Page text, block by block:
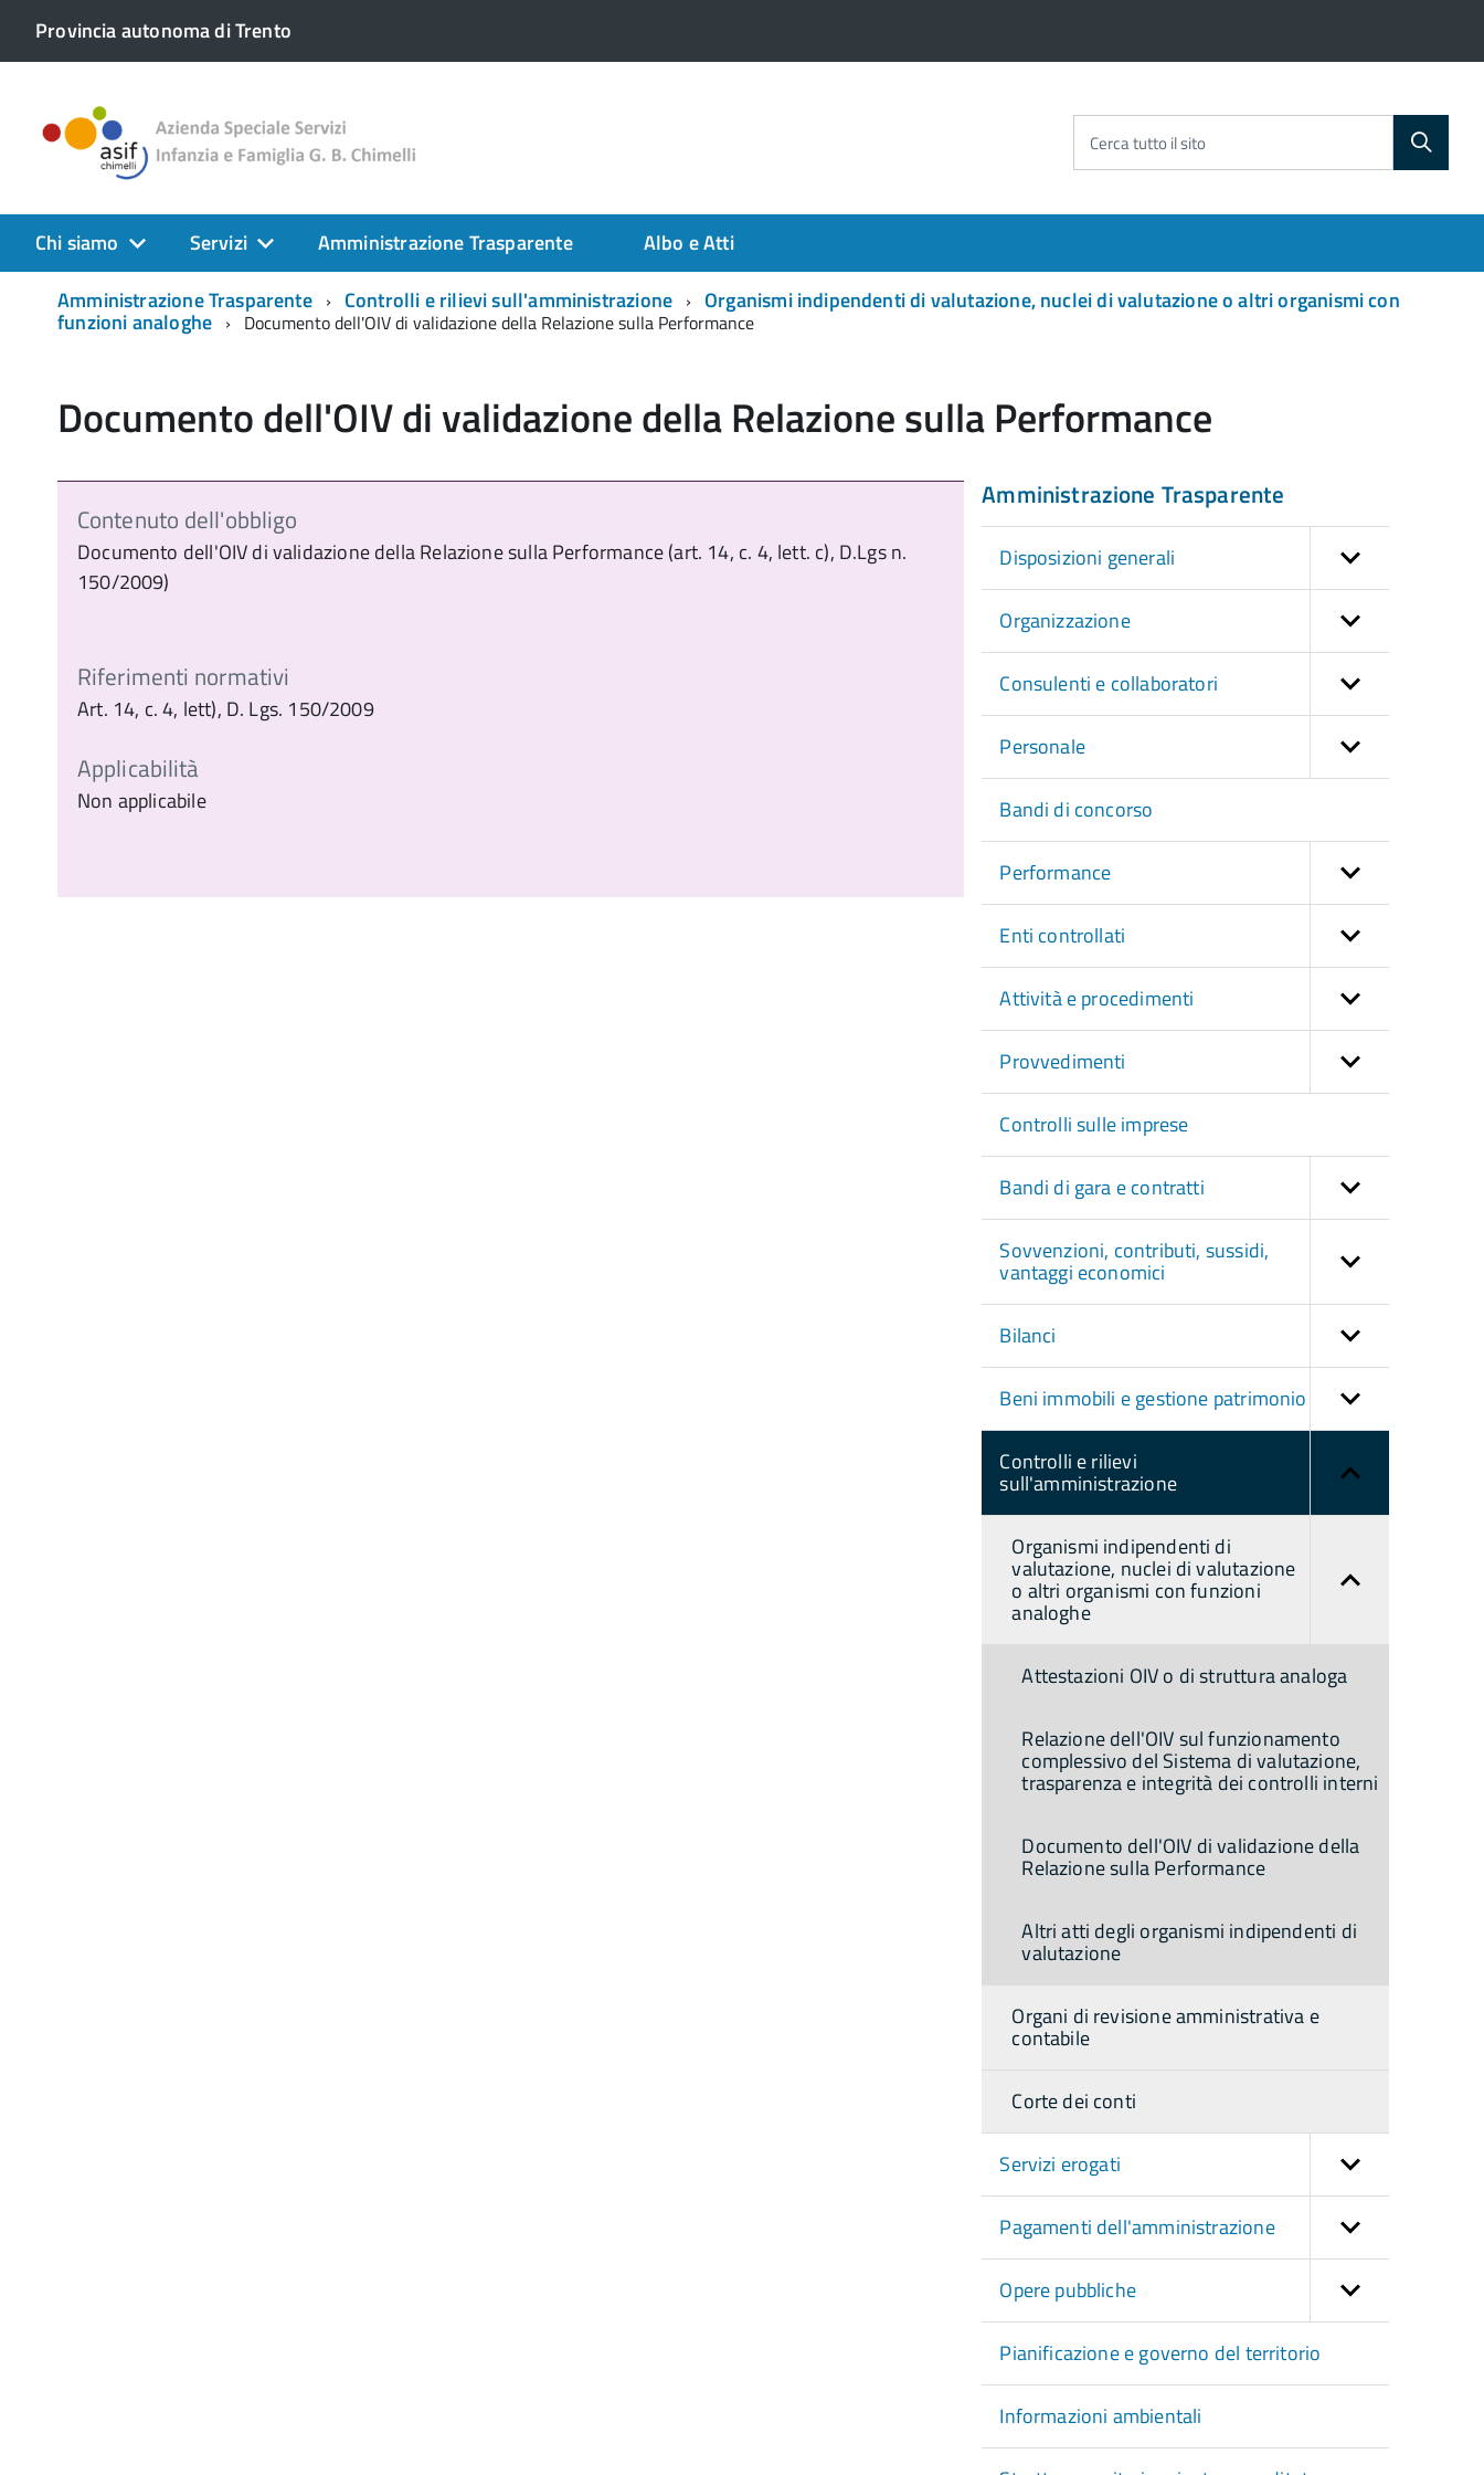
Provincia autonoma di Trento
Cerca tutto il sito
Chi siamo Servizi Amministrazione Trasparente
Albo e Atti
Amministrazione Trasparente
Controlli e rilievi sull'amministrazione Organismi indipendenti di valutazione, nuclei di valutazione o altri organismi con
funzioni analoghe Documento dell'OIV di validazione della Relazione sulla Performance
Documento dell'OIV di validazione della Relazione sulla Performance
Contenuto dell'obbligo
Documento dell'OIV di validazione della Relazione sulla Performance (art. 14, c. 4, lett. c), D.Lgs n.
150/2009)
Riferimenti normativi
Art. 14, c. 4, lett), D. Lgs. 150/2009
Applicabilità
Non applicabile
Amministrazione Trasparente
Disposizioni generali
Organizzazione
Consulenti e collaboratori
Personale
Bandi di concorso
Performance
Enti controllati
Attività e procedimenti
Provvedimenti
Controlli sulle imprese
Bandi di gara e contratti
Sovvenzioni, contributi, sussidi,
vantaggi economici
Bilanci
Beni immobili e gestione patrimonio
Controlli e rilievi
sull'amministrazione
Organismi indipendenti di
valutazione, nuclei di valutazione
o altri organismi con funzioni
analoghe
Attestazioni OIV o di struttura analoga
Relazione dell'OIV sul funzionamento
complessivo del Sistema di valutazione,
trasparenza e integrità dei controlli interni
Documento dell'OIV di validazione della
Relazione sulla Performance
Altri atti degli organismi indipendenti di
valutazione
Organi di revisione amministrativa e
contabile
Corte dei conti
Servizi erogati
Pagamenti dell'amministrazione
Opere pubbliche
Pianificazione e governo del territorio
Informazioni ambientali